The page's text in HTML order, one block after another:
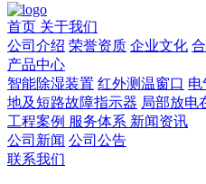
首页 关于我们
公司介绍 荣誉资质 企业文化
产品中心
智能除湿装置 红外测温窗口 电
地及短路故障指示器 局部放电
工程案例 服务体系 新闻资讯
公司新闻 公司公告
联系我们